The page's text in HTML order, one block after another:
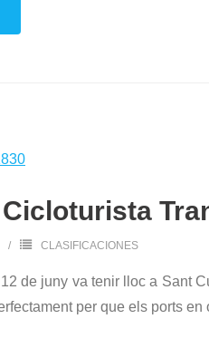
CLASIFICACIONES
de juny va tenir lloc a Sant
per que els ports